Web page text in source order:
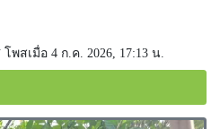
โพสเมื่อ 4 ก.ค. 2026, 17:13 น.